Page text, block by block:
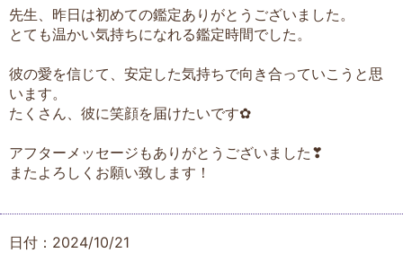
先生、昨日は初めての鑑定ありがとうございました。
とても温かい気持ちになれる鑑定時間でした。
彼の愛を信じて、安定した気持ちで向き合っていこうと思
います。
たくさん、彼に笑顔を届けたいです✿
アフターメッセージもありがとうございました❣
またよろしくお願い致します！
日付：2024/10/21